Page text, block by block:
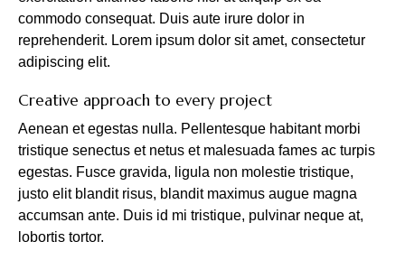
commodo consequat. Duis aute irure dolor in
reprehenderit. Lorem ipsum dolor sit amet, consectetur
adipiscing elit.
Creative approach to every project
Aenean et egestas nulla. Pellentesque habitant morbi
tristique senectus et netus et malesuada fames ac turpis
egestas. Fusce gravida, ligula non molestie tristique,
justo elit blandit risus, blandit maximus augue magna
accumsan ante. Duis id mi tristique, pulvinar neque at,
lobortis tortor.